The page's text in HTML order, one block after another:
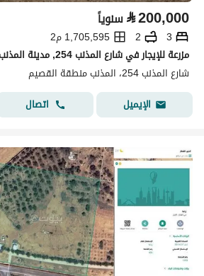
⃁200,000 سنوياً
3
2
1,705,595 م2
مزرعة للإيجار في شارع المذنب 254, مدينة المذنب, منطقة القصيم
شارع المذنب 254، المذنب منطقة القصيم
الإيميل
اتصال